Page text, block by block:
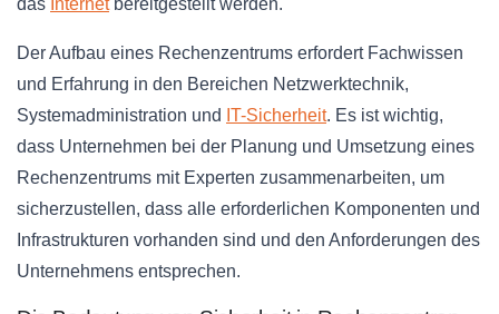
Der Aufbau eines Rechenzentrums erfordert Fachwissen
und Erfahrung in den Bereichen Netzwerktechnik,
Systemadministration und IT-Sicherheit. Es ist wichtig,
dass Unternehmen bei der Planung und Umsetzung eines
Rechenzentrums mit Experten zusammenarbeiten, um
sicherzustellen, dass alle erforderlichen Komponenten und
Infrastrukturen vorhanden sind und den Anforderungen des
Unternehmens entsprechen.